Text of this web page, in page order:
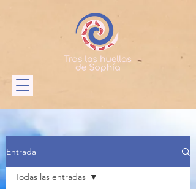
Entrada
Todas las entradas